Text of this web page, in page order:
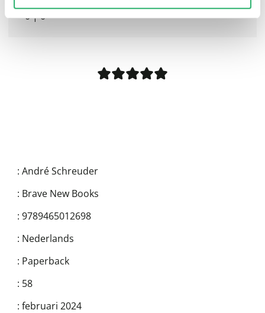
0|0
: André Schreuder
: Brave New Books
: 9789465012698
: Nederlands
: Paperback
: 58
: februari 2024